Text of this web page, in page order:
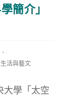
簡介」
活與藝文
大學「太空